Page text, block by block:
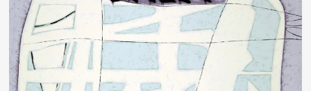
RU EN CN
Каталог Художники